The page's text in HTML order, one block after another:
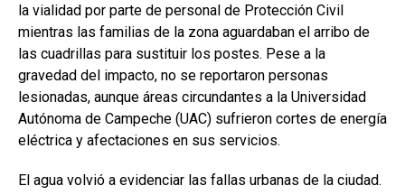
la vialidad por parte de personal de Protección Civil
mientras las familias de la zona aguardaban el arribo de
las cuadrillas para sustituir los postes. Pese a la
gravedad del impacto, no se reportaron personas
lesionadas, aunque áreas circundantes a la Universidad
Autónoma de Campeche (UAC) sufrieron cortes de energía
eléctrica y afectaciones en sus servicios.
El agua volvió a evidenciar las fallas urbanas de la ciudad.